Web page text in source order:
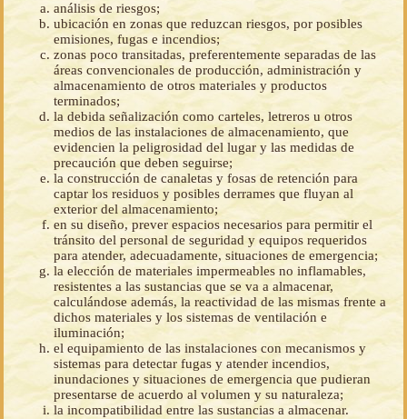
análisis de riesgos;
ubicación en zonas que reduzcan riesgos, por posibles
emisiones, fugas e incendios;
zonas poco transitadas, preferentemente separadas de las
áreas convencionales de producción, administración y
almacenamiento de otros materiales y productos
terminados;
la debida señalización como carteles, letreros u otros
medios de las instalaciones de almacenamiento, que
evidencien la peligrosidad del lugar y las medidas de
precaución que deben seguirse;
la construcción de canaletas y fosas de retención para
captar los residuos y posibles derrames que fluyan al
exterior del almacenamiento;
en su diseño, prever espacios necesarios para permitir el
tránsito del personal de seguridad y equipos requeridos
para atender, adecuadamente, situaciones de emergencia;
la elección de materiales impermeables no inflamables,
resistentes a las sustancias que se va a almacenar,
calculándose además, la reactividad de las mismas frente a
dichos materiales y los sistemas de ventilación e
iluminación;
el equipamiento de las instalaciones con mecanismos y
sistemas para detectar fugas y atender incendios,
inundaciones y situaciones de emergencia que pudieran
presentarse de acuerdo al volumen y su naturaleza;
la incompatibilidad entre las sustancias a almacenar.